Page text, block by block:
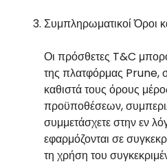
Συμπληρωματικοί Όροι
Οι πρόσθετες T&C
της πλατφόρμας Prune,
καθιστά τους όρους
προϋποθέσεων,
συμμετάσχετε στην εν
εφαρμόζονται σε
τη χρήση του